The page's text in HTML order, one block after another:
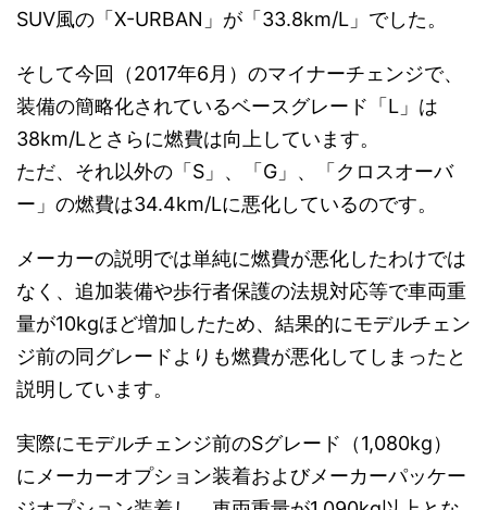
SUV風の「X-URBAN」が「33.8km/L」でした。
そして今回（2017年6月）のマイナーチェンジで、
装備の簡略化されているベースグレード「L」は
38km/Lとさらに燃費は向上しています。
ただ、それ以外の「S」、「G」、「クロスオーバ
ー」の燃費は34.4km/Lに悪化しているのです。
メーカーの説明では単純に燃費が悪化したわけでは
なく、追加装備や歩行者保護の法規対応等で車両重
量が10kgほど増加したため、結果的にモデルチェン
ジ前の同グレードよりも燃費が悪化してしまったと
説明しています。
実際にモデルチェンジ前のSグレード（1,080kg）
にメーカーオプション装着およびメーカーパッケー